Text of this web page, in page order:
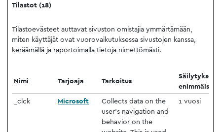
Tilastot (18)
Tilastoevästeet auttavat sivuston omistajia ymmärtämään,
miten käyttäjät ovat vuorovaikutuksessa sivustojen kanssa,
keräämällä ja raportoimalla tietoja nimettömästi.
Nimi Tarjoaja Tarkoitus
Säilytyksen
_clck
Microsoft
Collects data on the
user’s navigation and
behavior on the
1 vuosi